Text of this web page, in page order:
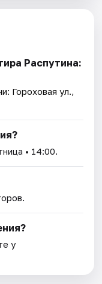
Распутина:
Гороховая ул.,
• 14:00.
у